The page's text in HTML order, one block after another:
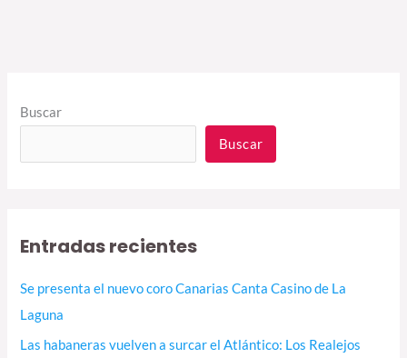
Buscar
Buscar
Entradas recientes
Se presenta el nuevo coro Canarias Canta Casino de La
Laguna
Las habaneras vuelven a surcar el Atlántico: Los Realejos